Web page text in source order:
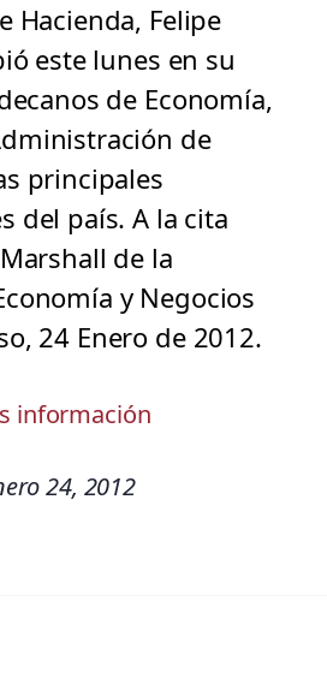
Hacienda, Felipe
este lunes en su
de Economía,
de
principales
del país. A la cita
de la
y Negocios
24 Enero de 2012.
información
24, 2012